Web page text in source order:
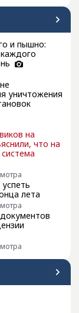
и пышно:
уничтожения
на
что на
лета